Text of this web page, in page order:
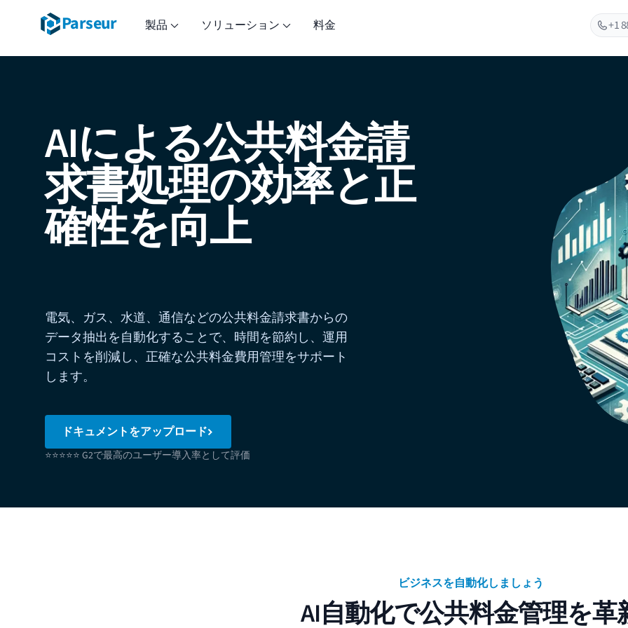
Parseur 製品 ソリューション 料金 +1
AIによる公共料金請
求書処理の効率と正
確性を向上
電気、ガス、水道、通信などの公共料金請求書からの
データ抽出を自動化することで、時間を節約し、運用
コストを削減し、正確な公共料金費用管理をサポート
します。
ドキュメントをアップロード
⭐⭐⭐⭐⭐ G2で最高のユーザー導入率として評価
ビジネスを自動化しましょう
AI自動化で公共料金管理を革